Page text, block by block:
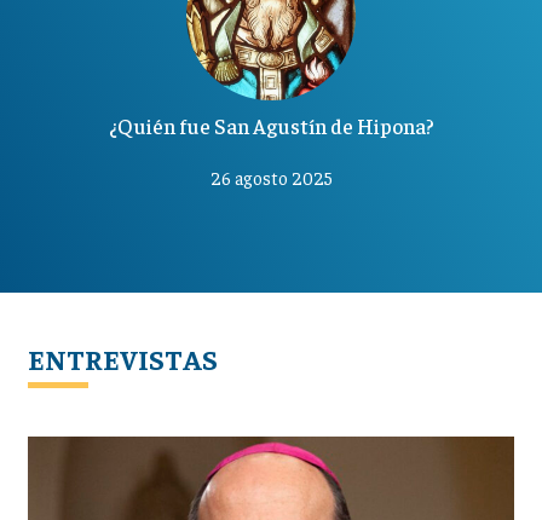
¿Quién fue San Agustín de Hipona?
26 agosto 2025
ENTREVISTAS